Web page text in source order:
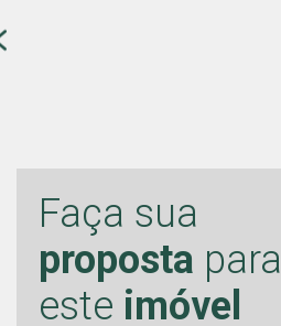
Faça sua
proposta para
este imóvel